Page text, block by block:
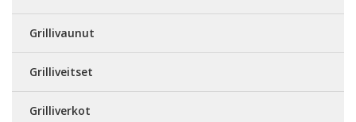
Grillivaunut
Grilliveitset
Grilliverkot